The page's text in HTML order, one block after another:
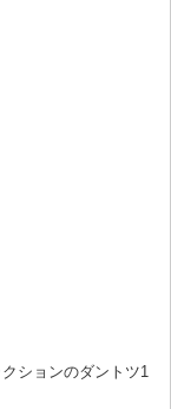
ションのダントツ1